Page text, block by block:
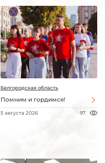
Белгородская область
Помним и гордимся!
5 августа 2026 97